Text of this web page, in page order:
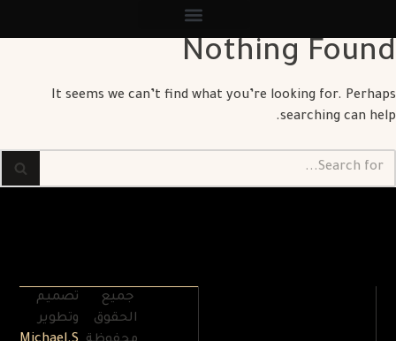
Nothing Found
It seems we can’t find what you’re looking for. Perhaps
searching can help.
تصميم
وتطوير
جميع
الحقوق